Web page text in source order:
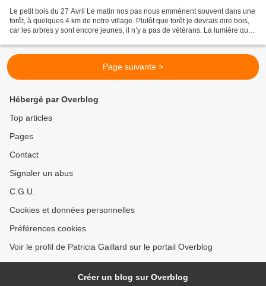
Le petit bois du 27 Avril Le matin nos pas nous emmènent souvent dans une
forêt, à quelques 4 km de notre village. Plutôt que forêt je devrais dire bois,
car les arbres y sont encore jeunes, il n’y a pas de vétérans. La lumière qui y
Page suivante >
Hébergé par Overblog
Top articles
Pages
Contact
Signaler un abus
C.G.U.
Cookies et données personnelles
Préférences cookies
Voir le profil de Patricia Gaillard sur le portail Overblog
Créer un blog sur Overblog